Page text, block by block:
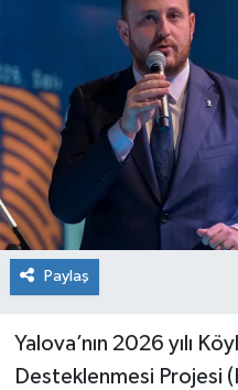
Paylaş
Yalova’nın 2026 yılı
Desteklenmesi Projesi
RESMİ İLAN